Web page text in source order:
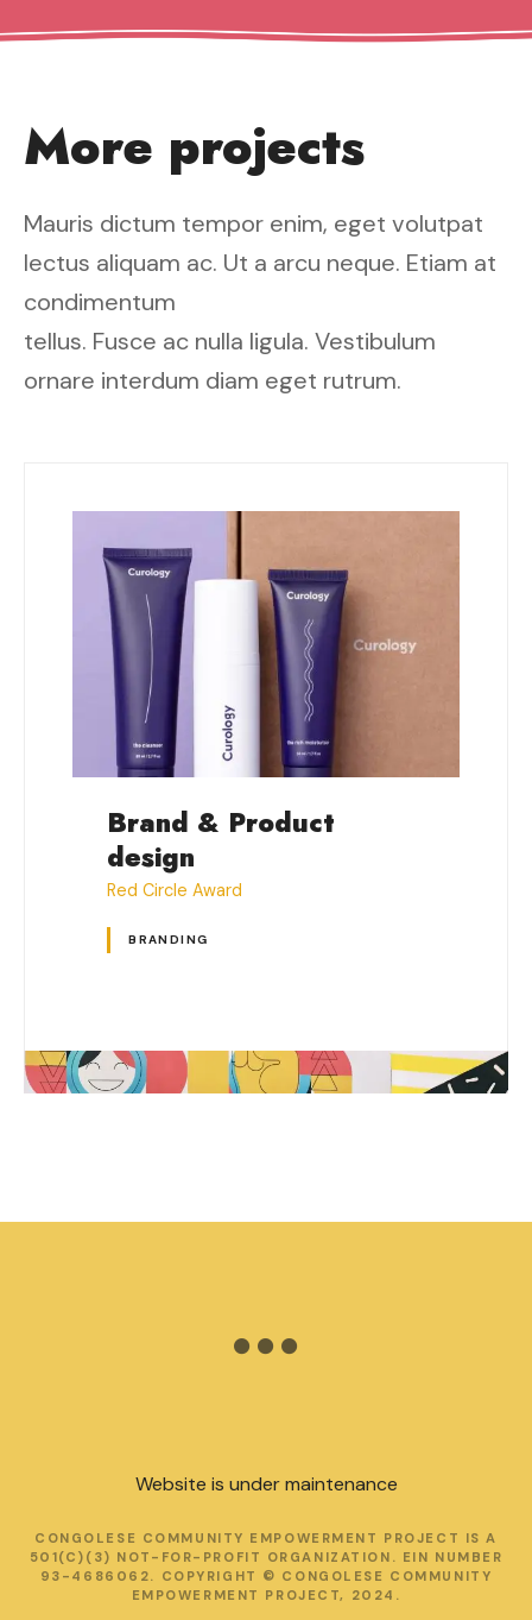
More projects
Mauris dictum tempor enim, eget volutpat
lectus aliquam ac. Ut a arcu neque. Etiam at
condimentum
tellus. Fusce ac nulla ligula. Vestibulum
ornare interdum diam eget rutrum.
Brand & Product
design
Red Circle Award
BRANDING
Website is under maintenance
CONGOLESE COMMUNITY EMPOWERMENT PROJECT IS A
501(C)(3) NOT-FOR-PROFIT ORGANIZATION. EIN NUMBER
93-4686062. COPYRIGHT © CONGOLESE COMMUNITY
EMPOWERMENT PROJECT, 2024.